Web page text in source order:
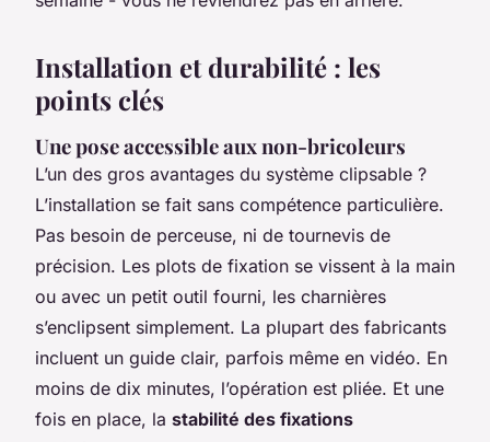
Installation et durabilité : les
points clés
Une pose accessible aux non-bricoleurs
L’un des gros avantages du système clipsable ?
L’installation se fait sans compétence particulière.
Pas besoin de perceuse, ni de tournevis de
précision. Les plots de fixation se vissent à la main
ou avec un petit outil fourni, les charnières
s’enclipsent simplement. La plupart des fabricants
incluent un guide clair, parfois même en vidéo. En
moins de dix minutes, l’opération est pliée. Et une
fois en place, la stabilité des fixations